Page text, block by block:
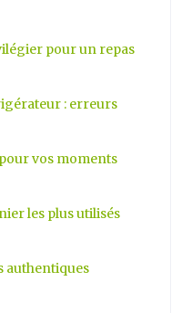
pour un repas
: erreurs
vos moments
les plus utilisés
authentiques